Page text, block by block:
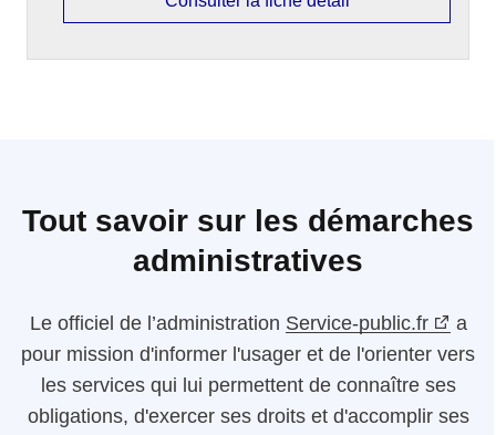
Tout savoir sur les démarches
administratives
Le officiel de l’administration Service-public.fr
a
pour mission d'informer l'usager et de l'orienter vers
les services qui lui permettent de connaître ses
obligations, d'exercer ses droits et d'accomplir ses